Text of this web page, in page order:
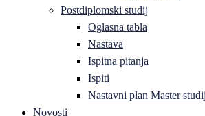
Postdiplomski studij
Oglasna tabla
Nastava
Ispitna pitanja
Ispiti
Nastavni plan Master studij
Novosti